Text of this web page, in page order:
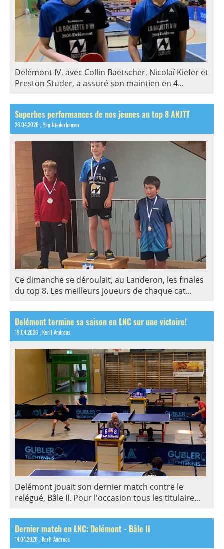
Delémont IV, avec Collin Baetscher, Nicolaï Kiefer et
Preston Studer, a assuré son maintien en 4...
Superbes performances de nos jeunes au top 8 ANJTT
26.04.2026 , Yan Niederhauser
Ce dimanche se déroulait, au Landeron, les finales
du top 8. Les meilleurs joueurs de chaque cat...
Delémont termine sa saison en LNC sur une victoire!
19.04.2026 , Kerll Andreas
Delémont jouait son dernier match contre le
relégué, Bâle II. Pour l'occasion tous les titulaire...
Dernier match en LNC: Delémont - Bâle II
14.04.2026 , Kerll Andreas